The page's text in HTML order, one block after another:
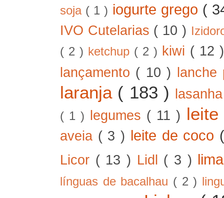
soja ( 1 ) iogurte grego (
IVO Cutelarias ( 10 )
( 2 ) ketchup ( 2 ) kiwi ( 12
lançamento ( 10 )
laranja ( 183 )
( 1 ) legumes ( 11 )
aveia ( 3 ) leite de coco
Licor ( 13 ) Lidl ( 3 )
línguas de bacalhau ( 2 )